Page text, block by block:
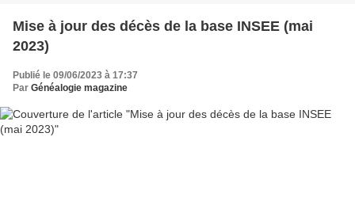
Mise à jour des décès de la base INSEE (mai
2023)
Publié le 09/06/2023 à 17:37
Par Généalogie magazine